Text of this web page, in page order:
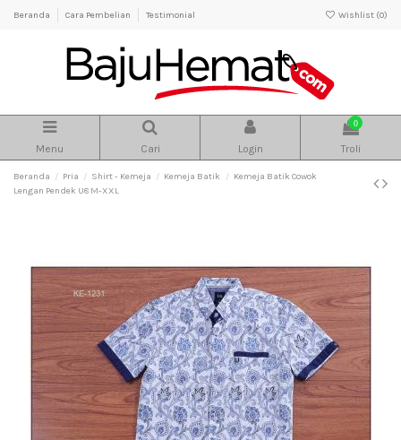
Beranda Cara Pembelian Testimonial Wishlist (0)
Menu Cari Login
0
Troli
Beranda Pria Shirt - Kemeja Kemeja Batik
Kemeja Batik Cowok
Lengan Pendek U8 M-XXL